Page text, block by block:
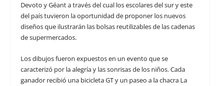
Devoto y Géant a través del cual los escolares del sur y este
del país tuvieron la oportunidad de proponer los nuevos
diseños que ilustrarán las bolsas reutilizables de las cadenas
de supermercados.
Los dibujos fueron expuestos en un evento que se
caracterizó por la alegría y las sonrisas de los niños. Cada
ganador recibió una bicicleta GT y un paseo a la chacra La